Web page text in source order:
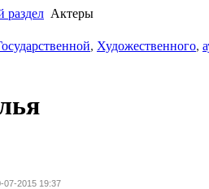
раздел Актеры
, Художественного,
07-2015 19:37